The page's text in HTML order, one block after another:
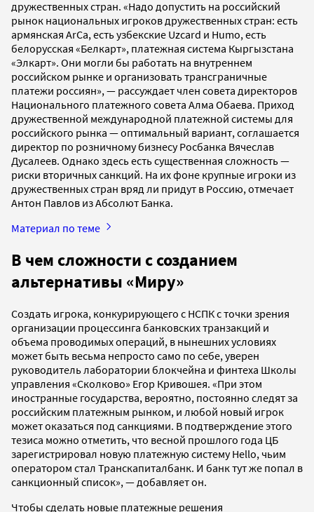
дружественных стран. «Надо допустить на российский
рынок национальных игроков дружественных стран: есть
армянская ArCa, есть узбекские Uzcard и Humo, есть
белорусская «Белкарт», платежная система Кыргызстана
«Элкарт». Они могли бы работать на внутреннем
российском рынке и организовать трансграничные
платежи россиян», — рассуждает член совета директоров
Национального платежного совета Алма Обаева. Приход
дружественной международной платежной системы для
российского рынка — оптимальный вариант, соглашается
директор по розничному бизнесу Росбанка Вячеслав
Дусалеев. Однако здесь есть существенная сложность —
риски вторичных санкций. На их фоне крупные игроки из
дружественных стран вряд ли придут в Россию, отмечает
Антон Павлов из Абсолют Банка.
Материал по теме
В чем сложности с созданием
альтернативы «Миру»
Создать игрока, конкурирующего с НСПК с точки зрения
организации процессинга банковских транзакций и
объема проводимых операций, в нынешних условиях
может быть весьма непросто само по себе, уверен
руководитель лаборатории блокчейна и финтеха Школы
управления «Сколково» Егор Кривошея. «При этом
иностранные государства, вероятно, постоянно следят за
российским платежным рынком, и любой новый игрок
может оказаться под санкциями. В подтверждение этого
тезиса можно отметить, что весной прошлого года ЦБ
зарегистрировал новую платежную систему Hello, чьим
оператором стал Транскапиталбанк. И банк тут же попал в
санкционный список», — добавляет он.
Чтобы сделать новые платежные решения